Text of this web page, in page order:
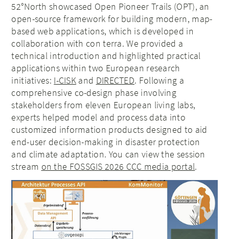
52°North showcased Open Pioneer Trails (OPT), an
open-source framework for building modern, map-
based web applications, which is developed in
collaboration with con terra. We provided a
technical introduction and highlighted practical
applications within two European research
initiatives: I-CISK and DIRECTED. Following a
comprehensive co-design phase involving
stakeholders from eleven European living labs,
experts helped model and process data into
customized information products designed to aid
end-user decision-making in disaster protection
and climate adaptation. You can view the session
stream on the FOSSGIS 2026 CCC media portal.